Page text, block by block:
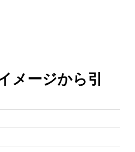
ージから引